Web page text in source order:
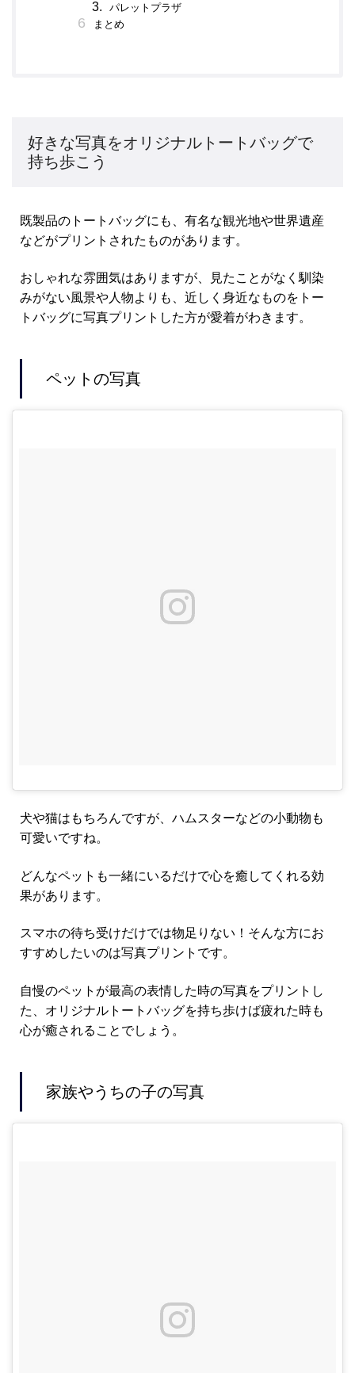
パレットプラザ
まとめ
好きな写真をオリジナルトートバッグで
持ち歩こう
既製品のトートバッグにも、有名な観光地や世界遺産
などがプリントされたものがあります。
おしゃれな雰囲気はありますが、見たことがなく馴染
みがない風景や人物よりも、近しく身近なものをトー
トバッグに写真プリントした方が愛着がわきます。
ペットの写真
犬や猫はもちろんですが、ハムスターなどの小動物も
可愛いですね。
どんなペットも一緒にいるだけで心を癒してくれる効
果があります。
スマホの待ち受けだけでは物足りない！そんな方にお
すすめしたいのは写真プリントです。
自慢のペットが最高の表情した時の写真をプリントし
た、オリジナルトートバッグを持ち歩けば疲れた時も
心が癒されることでしょう。
家族やうちの子の写真